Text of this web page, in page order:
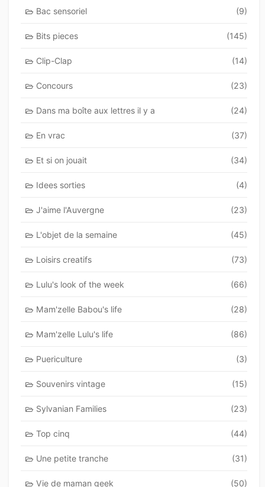
Bac sensoriel (9)
Bits pieces (145)
Clip-Clap (14)
Concours (23)
Dans ma boîte aux lettres il y a (24)
En vrac (37)
Et si on jouait (34)
Idees sorties (4)
J'aime l'Auvergne (23)
L'objet de la semaine (45)
Loisirs creatifs (73)
Lulu's look of the week (66)
Mam'zelle Babou's life (28)
Mam'zelle Lulu's life (86)
Puericulture (3)
Souvenirs vintage (15)
Sylvanian Families (23)
Top cinq (44)
Une petite tranche (31)
Vie de maman geek (50)